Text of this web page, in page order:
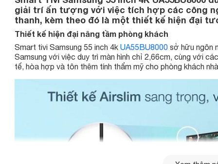
giải trí ấn tượng với việc tích hợp các công
thanh, kèm theo đó là một thiết kế hiện đại
Thiết kế hiện đại nâng tầm phòng khách
Smart tivi Samsung 55 inch 4k UA55BU8000 sở hữu ngôn
Samsung với việc duy trì màn hình chỉ 2,66cm, cùng với
tế, hòa hợp và tôn thêm tính thẩm mỹ cho phòng khách